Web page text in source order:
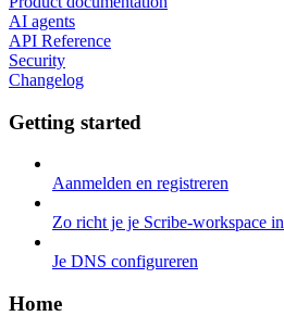
AI agents
API Reference
Security
Changelog
Getting started
Aanmelden en registreren
Zo richt je je Scribe-workspace in
Je DNS configureren
Home